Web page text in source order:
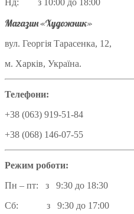
Нд: з 10:00 до 18:00
Магазин «Художник»
вул. Георгія Тарасенка, 12,
м. Харків, Україна.
Телефони:
+38 (063) 919-51-84
+38 (068) 146-07-55
Режим роботи:
Пн – пт: з 9:30 до 18:30
Сб: з 9:30 до 17:00